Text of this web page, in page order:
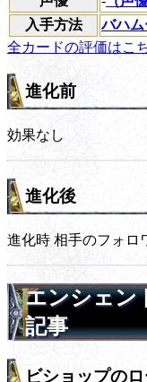
入手方法
バハ
全カードの評価はこ
進化前
効果なし
進化後
進化時 相手のフォロ
エンシェン
記事
ビショップの